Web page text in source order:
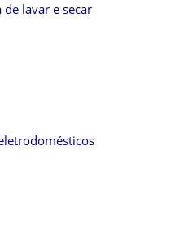
lavar e secar